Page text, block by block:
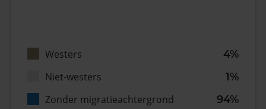
Westers
4%
Niet-westers
1%
Zonder migratieachtergrond
94%